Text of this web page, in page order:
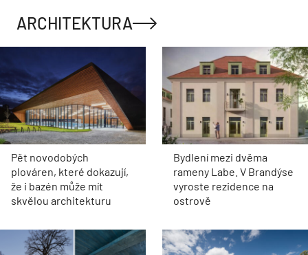
ARCHITEKTURA
Pět novodobých
plováren, které dokazují,
že i bazén může mít
skvělou architekturu
Bydlení mezi dvěma
rameny Labe. V Brandýse
vyroste rezidence na
ostrově